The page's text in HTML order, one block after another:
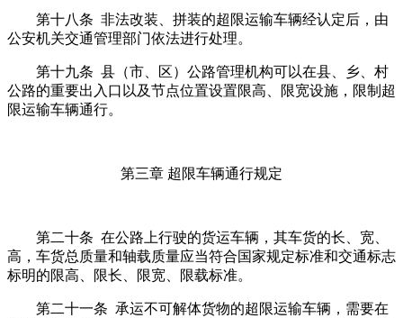
第十八条 非法改装、拼装的超限运输车辆经认定后，由
公安机关交通管理部门依法进行处理。
第十九条 县（市、区）公路管理机构可以在县、乡、村
公路的重要出入口以及节点位置设置限高、限宽设施，限制超
限运输车辆通行。
第三章 超限车辆通行规定
第二十条 在公路上行驶的货运车辆，其车货的长、宽、
高，车货总质量和轴载质量应当符合国家规定标准和交通标志
标明的限高、限长、限宽、限载标准。
第二十一条 承运不可解体货物的超限运输车辆，需要在